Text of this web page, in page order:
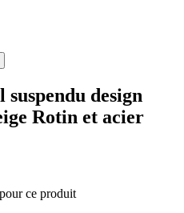
design
Rotin et acier
ce produit